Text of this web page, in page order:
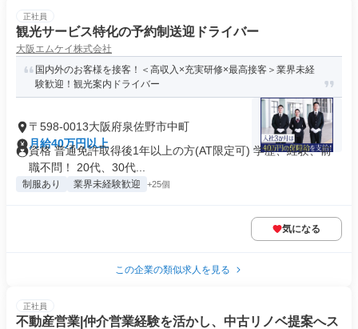
正社員
観光サービス特化の予約制送迎ドライバー
大阪エムケイ株式会社
国内外のお客様を接客！＜高収入×充実研修×最高接客＞業界未経
験歓迎！観光案内ドライバー
〒598-0013大阪府泉佐野市中町
月給40万円以上
資格 普通免許取得後1年以上の方(AT限定可) 学歴、経験、前
職不問！ 20代、30代...
制服あり 業界未経験歓迎 +25個
気になる
この企業の類似求人を見る
正社員
不動産営業|仲介営業経験を活かし、中古リノベ提案へス